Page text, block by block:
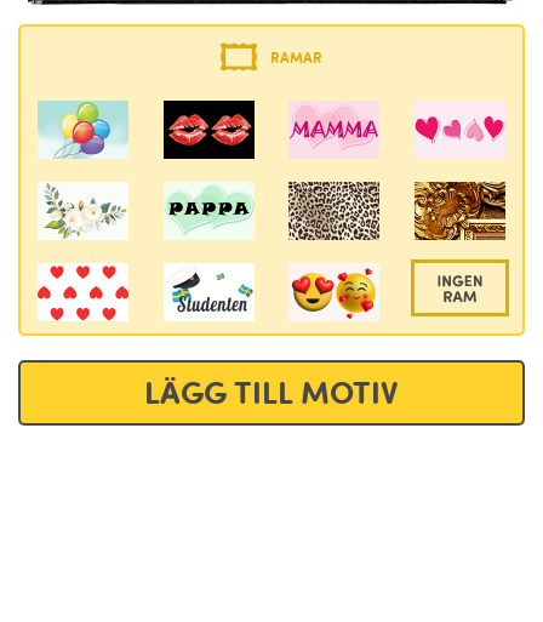
RAMAR
LÄGG TILL MOTIV